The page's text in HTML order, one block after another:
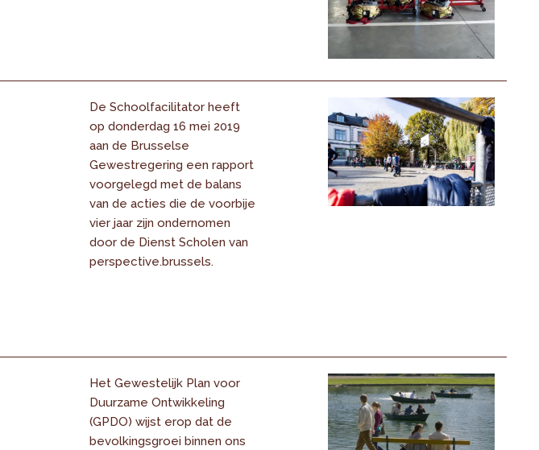
De Schoolfacilitator heeft
op donderdag 16 mei 2019
aan de Brusselse
Gewestregering een rapport
voorgelegd met de balans
van de acties die de voorbije
vier jaar zijn ondernomen
door de Dienst Scholen van
perspective.brussels.
Het Gewestelijk Plan voor
Duurzame Ontwikkeling
(GPDO) wijst erop dat de
bevolkingsgroei binnen ons